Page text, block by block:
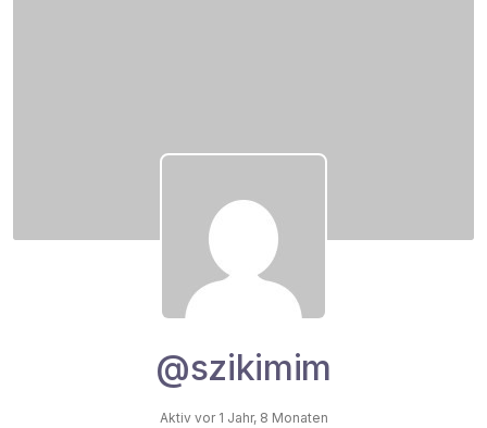
@szikimim
Aktiv vor 1 Jahr, 8 Monaten